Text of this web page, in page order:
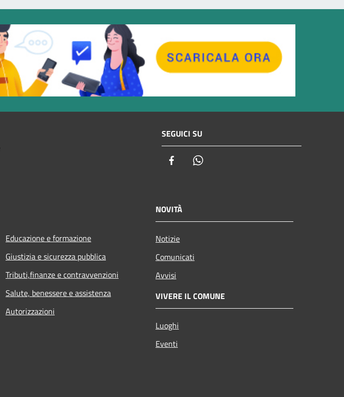
SEGUICI SU
Facebook
Educazione e formazione
Giustizia e sicurezza pubblica
Tributi,finanze e contravvenzioni
Salute, benessere e assistenza
Autorizzazioni
NOVITÀ
Notizie
Comunicati
Avvisi
VIVERE IL COMUNE
Luoghi
Eventi